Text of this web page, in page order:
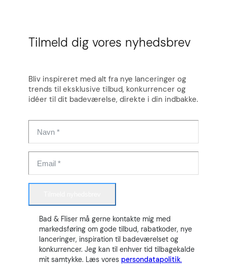
Tilmeld dig vores nyhedsbrev
Bliv inspireret med alt fra nye lanceringer og
trends til eksklusive tilbud, konkurrencer og
idéer til dit badeværelse, direkte i din indbakke.
Bad & Fliser må gerne kontakte mig med
markedsføring om gode tilbud, rabatkoder, nye
lanceringer, inspiration til badeværelset og
konkurrencer. Jeg kan til enhver tid tilbagekalde
mit samtykke. Læs vores persondatapolitik.